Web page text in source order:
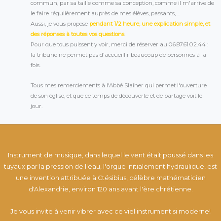
commun, par sa taille comme sa conception, comme il m'arrive de
le faire régulièrement auprès de mes élèves, passants, ...
Aussi, je vous propose pendant 1/2 heure, une explication simple, et
des réponses à toutes vos questions.
Pour que tous puissent y voir, merci de réserver au 06.87.61.02.44 :
la tribune ne permet pas d'accueillir beaucoup de personnes à la
fois.
Tous mes remerciements à l'Abbé Slaiher qui permet l'ouverture
de son église, et que ce temps de découverte et de partage voit le
jour.
Instrument de musique, dans lequel le vent était poussé dans les
tuyaux par la pression de l'eau, l'orgue initialement hydraulique, est
une invention attribuée à Ctésibius, célèbre mathématicien
d'Alexandrie, environ 120 ans avant l'ère chrétienne.
Je vous invite à venir vibrer avec ce viel instrument si moderne!